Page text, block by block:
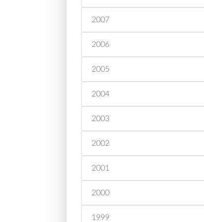
2007
2006
2005
2004
2003
2002
2001
2000
1999